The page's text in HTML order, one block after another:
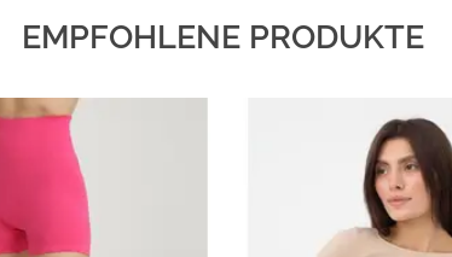
EMPFOHLENE PRODUKTE